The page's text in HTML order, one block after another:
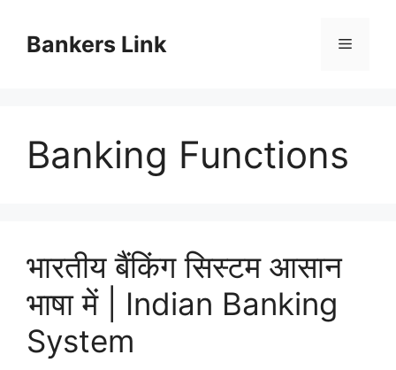
contentBankers Link Menu
Banking Functions
भारतीय बैंकिंग सिस्टम आसान
भाषा में | Indian Banking
System